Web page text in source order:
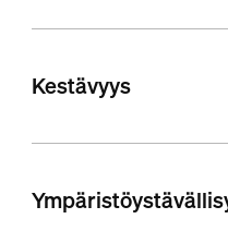
Kestävyys